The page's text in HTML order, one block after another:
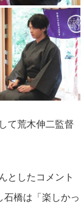
て荒木伸二監督
としたコメント
石橋は「楽しかっ